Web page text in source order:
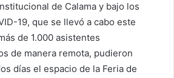
de Calama y bajo los
19, que se llevó a cabo este
de 1.000 asistentes
de manera remota, pudieron
días el espacio de la Feria de